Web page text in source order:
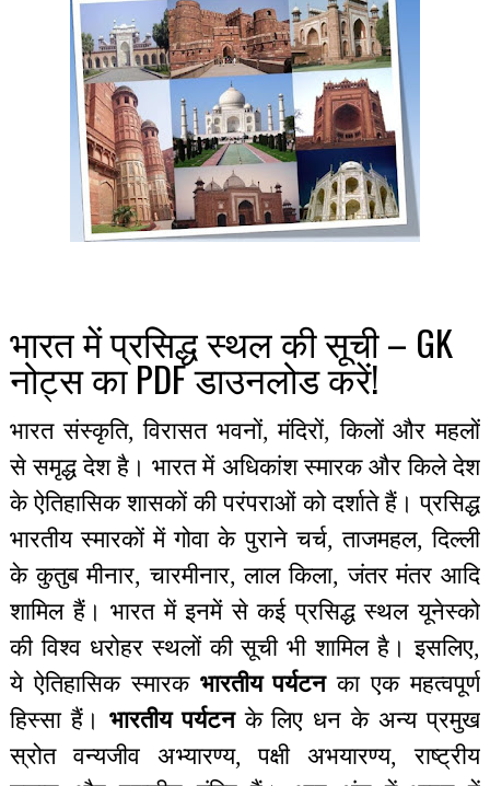
भारत में प्रसिद्ध स्थल की सूची – GK
नोट्स का PDF डाउनलोड करें!
भारत संस्कृति, विरासत भवनों, मंदिरों, किलों और महलों
से समृद्ध देश है। भारत में अधिकांश स्मारक और किले देश
के ऐतिहासिक शासकों की परंपराओं को दर्शाते हैं। प्रसिद्ध
भारतीय स्मारकों में गोवा के पुराने चर्च, ताजमहल, दिल्ली
के कुतुब मीनार, चारमीनार, लाल किला, जंतर मंतर आदि
शामिल हैं। भारत में इनमें से कई प्रसिद्ध स्थल यूनेस्को
की विश्व धरोहर स्थलों की सूची भी शामिल है। इसलिए,
ये ऐतिहासिक स्मारक भारतीय पर्यटनका एक महत्वपूर्ण
हिस्सा हैं। भारतीय पर्यटनके लिए धन के अन्य प्रमुख
स्रोत वन्यजीव अभ्यारण्य, पक्षी अभयारण्य, राष्ट्रीय